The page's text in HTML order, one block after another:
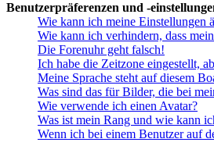
Benutzerpräferenzen und -
Wie kann ich meine Einstellungen
Wie kann ich verhindern, dass
Die Forenuhr geht falsch!
Ich habe die Zeitzone eingestellt,
Meine Sprache steht auf diesem
Was sind das für Bilder, die bei
Wie verwende ich einen Avatar?
Was ist mein Rang und wie kann
Wenn ich bei einem Benutzer auf